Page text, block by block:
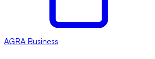
AGRA Business